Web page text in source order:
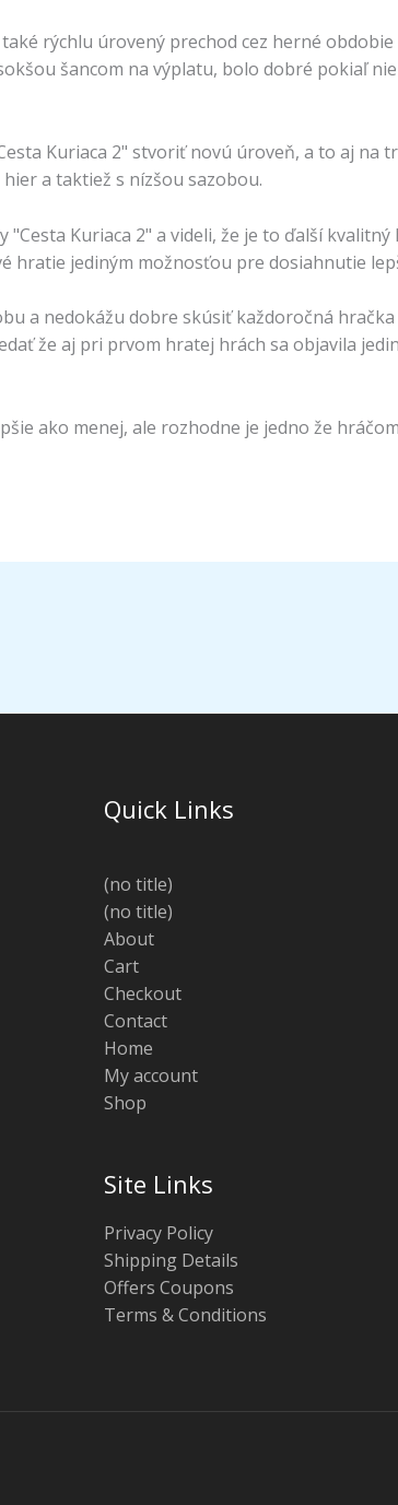
rýchlu úrovený prechod cez herné
šancom na výplatu, bolo dobré pokiaľ
Kuriaca 2" stvoriť novú úroveň, a to aj na
a taktiež s nízšou sazobou.
Kuriaca 2" a videli, že je to ďalší
hratie jediným možnosťou pre dosiahnutie
a nedokážu dobre skúsiť každoročná
že aj pri prvom hratej hrách sa objavila
ako menej, ale rozhodne je jedno že
Quick Links
(no title)
(no title)
About
Cart
Checkout
Contact
Home
My account
Shop
Site Links
Privacy Policy
Shipping Details
Offers Coupons
Terms & Conditions